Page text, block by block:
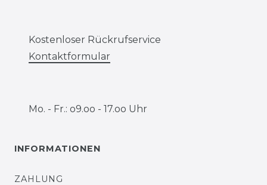
Kostenloser Rückrufservice
Kontaktformular
Mo. - Fr.: o9.oo - 17.oo Uhr
INFORMATIONEN
ZAHLUNG